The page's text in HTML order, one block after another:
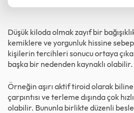
Düşük kiloda olmak zayıf bir
kemiklere ve yorgunluk hissine
kişilerin tercihleri sonucu ortaya
başka bir nedenden kaynaklı olabilir.
Örneğin aşırı aktif tiroid olarak
çarpıntısı ve terleme dışında çok
olabilir. Bununla birlikte düzenli